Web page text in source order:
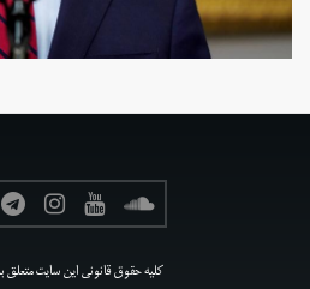
کلیه حقوق قانونی این سایت متعلق